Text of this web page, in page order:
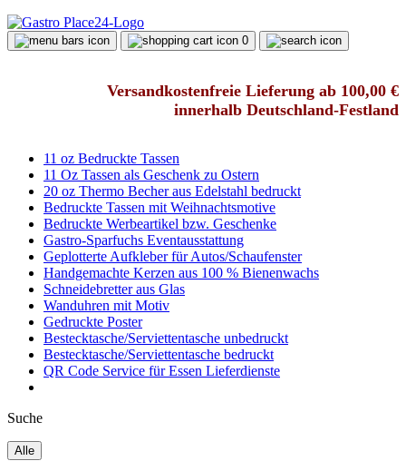
0
Versandkostenfreie Lieferung ab 100,00 €
innerhalb Deutschland-Festland
11 oz Bedruckte Tassen
11 Oz Tassen als Geschenk zu Ostern
20 oz Thermo Becher aus Edelstahl bedruckt
Bedruckte Tassen mit Weihnachtsmotive
Bedruckte Werbeartikel bzw. Geschenke
Gastro-Sparfuchs Eventausstattung
Geplotterte Aufkleber für Autos/Schaufenster
Handgemachte Kerzen aus 100 % Bienenwachs
Schneidebretter aus Glas
Wanduhren mit Motiv
Gedruckte Poster
Bestecktasche/Serviettentasche unbedruckt
Bestecktasche/Serviettentasche bedruckt
QR Code Service für Essen Lieferdienste
Suche
Alle